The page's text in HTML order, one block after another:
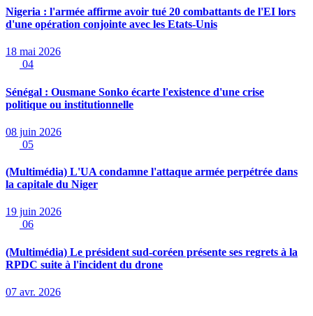
Nigeria : l'armée affirme avoir tué 20 combattants de l'EI lors
d'une opération conjointe avec les Etats-Unis
18 mai 2026
04
Sénégal : Ousmane Sonko écarte l'existence d'une crise
politique ou institutionnelle
08 juin 2026
05
(Multimédia) L'UA condamne l'attaque armée perpétrée dans
la capitale du Niger
19 juin 2026
06
(Multimédia) Le président sud-coréen présente ses regrets à la
RPDC suite à l'incident du drone
07 avr. 2026